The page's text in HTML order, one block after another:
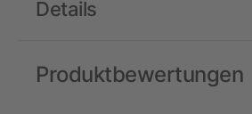
Details
Produktbewertungen